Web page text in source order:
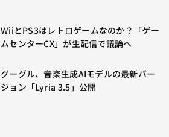
WiiとPS3はレトロゲームなのか？「ゲー
ムセンターCX」が生配信で議論へ
グーグル、音楽生成AIモデルの最新バー
ジョン「Lyria 3.5」公開